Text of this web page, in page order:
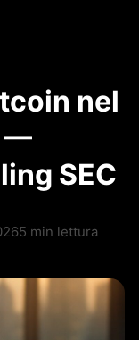
nel
—
SEC
5 min lettura